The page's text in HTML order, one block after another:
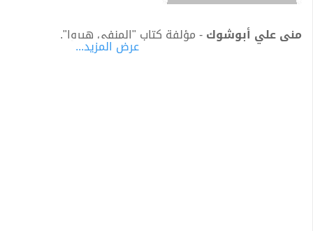
منى علي أبوشوك- مؤلفة كتاب "المنفي هيروا".
عرض المزيد...